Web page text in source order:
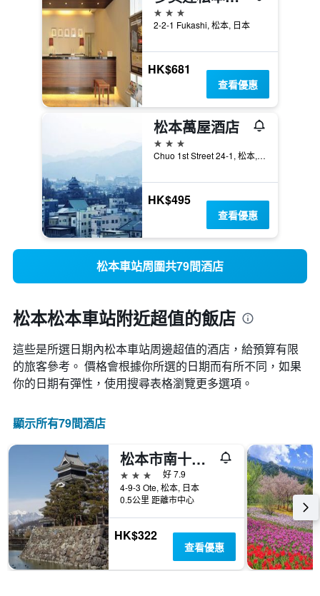
3星級
2-2-1 Fukashi, 松本, 日本
HK$681
查看優惠
松本萬屋酒店
3星級
Chuo 1st Street 24-1, 松本, 日本
HK$495
查看優惠
松本車站周圍共79間酒店
松本松本車站附近超值的飯店
這些是所選日期內松本車站​周邊超值的​酒店，給預算有限
的旅客參考。 價格會根據你所選的日期而有所不同，如果
你的日期有彈性，使用搜尋表格瀏覽更多選項。
顯示所有79間酒店
松本市南十字星經濟型酒店
3星級
好 7.9
4-9-3 Ote, 松本, 日本
0.5公里 距離市中心
HK$322
查看優惠